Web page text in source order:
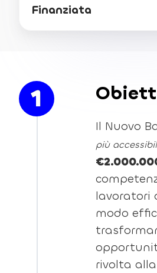
Finanziata
1
Il Nuovo
più
lavoratori
modo
rivolta